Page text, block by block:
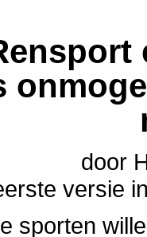
door
versie
sporten